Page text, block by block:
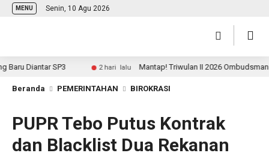
MENU Senin, 10 Agu 2026
Diantar SP3 2 hari lalu Mantap! Triwulan II 2026 Ombudsman
Beranda PEMERINTAHAN BIROKRASI
PUPR Tebo Putus Kontrak
dan Blacklist Dua Rekanan